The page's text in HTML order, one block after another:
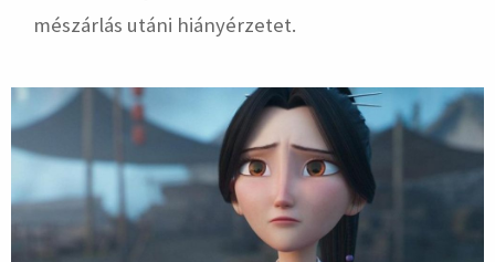
mészárlás utáni hiányérzetet.